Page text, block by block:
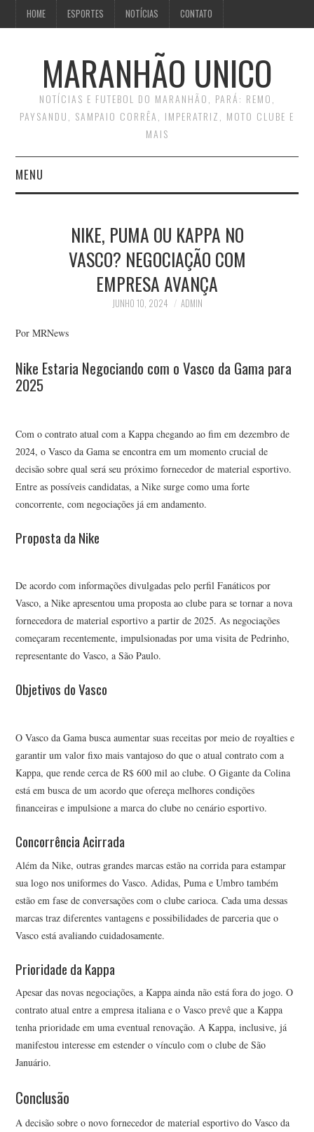
HOME ESPORTES NOTÍCIAS CONTATO
MARANHÃO UNICO
NOTÍCIAS E FUTEBOL DO MARANHÃO, PARÁ: REMO,
PAYSANDU, SAMPAIO CORRÊA, IMPERATRIZ, MOTO CLUBE E
MAIS
MENU
CONTATONIKE, PUMA OU KAPPA NO
VASCO? NEGOCIAÇÃO COM
EMPRESA AVANÇA
JUNHO 10, 2024 ADMIN
Por MRNews
Nike Estaria Negociando com o Vasco da Gama para
2025
Com o contrato atual com a Kappa chegando ao fim em dezembro de
2024, o Vasco da Gama se encontra em um momento crucial de
decisão sobre qual será seu próximo fornecedor de material esportivo.
Entre as possíveis candidatas, a Nike surge como uma forte
concorrente, com negociações já em andamento.
Proposta da Nike
De acordo com informações divulgadas pelo perfil Fanáticos por
Vasco, a Nike apresentou uma proposta ao clube para se tornar a nova
fornecedora de material esportivo a partir de 2025. As negociações
começaram recentemente, impulsionadas por uma visita de Pedrinho,
representante do Vasco, a São Paulo.
Objetivos do Vasco
O Vasco da Gama busca aumentar suas receitas por meio de royalties e
garantir um valor fixo mais vantajoso do que o atual contrato com a
Kappa, que rende cerca de R$ 600 mil ao clube. O Gigante da Colina
está em busca de um acordo que ofereça melhores condições
financeiras e impulsione a marca do clube no cenário esportivo.
Concorrência Acirrada
Além da Nike, outras grandes marcas estão na corrida para estampar
sua logo nos uniformes do Vasco. Adidas, Puma e Umbro também
estão em fase de conversações com o clube carioca. Cada uma dessas
marcas traz diferentes vantagens e possibilidades de parceria que o
Vasco está avaliando cuidadosamente.
Prioridade da Kappa
Apesar das novas negociações, a Kappa ainda não está fora do jogo. O
contrato atual entre a empresa italiana e o Vasco prevê que a Kappa
tenha prioridade em uma eventual renovação. A Kappa, inclusive, já
manifestou interesse em estender o vínculo com o clube de São
Januário.
Conclusão
A decisão sobre o novo fornecedor de material esportivo do Vasco da